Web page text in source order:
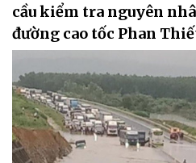
cầu kiểm tra nguyên
đường cao tốc Phan